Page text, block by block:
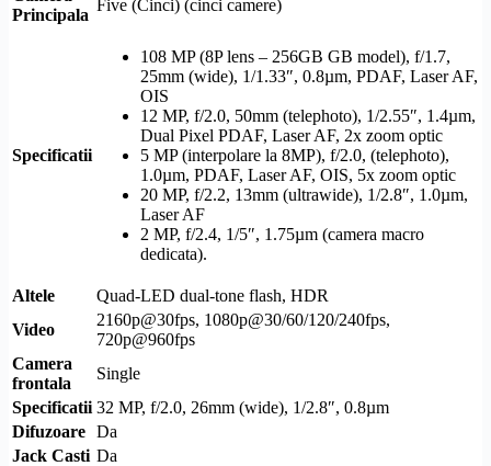
Principala
Five (Cinci) (cinci camere)
Specificatii
108 MP (8P lens – 256GB GB model), f/1.7,
25mm (wide), 1/1.33″, 0.8µm, PDAF, Laser AF,
OIS
12 MP, f/2.0, 50mm (telephoto), 1/2.55″, 1.4µm,
Dual Pixel PDAF, Laser AF, 2x zoom optic
5 MP (interpolare la 8MP), f/2.0, (telephoto),
1.0µm, PDAF, Laser AF, OIS, 5x zoom optic
20 MP, f/2.2, 13mm (ultrawide), 1/2.8″, 1.0µm,
Laser AF
2 MP, f/2.4, 1/5″, 1.75µm (camera macro
dedicata).
Altele Quad-LED dual-tone flash, HDR
Video
2160p@30fps, 1080p@30/60/120/240fps,
720p@960fps
Camera
frontala
Single
Specificatii 32 MP, f/2.0, 26mm (wide), 1/2.8″, 0.8µm
Difuzoare Da
Jack Casti Da